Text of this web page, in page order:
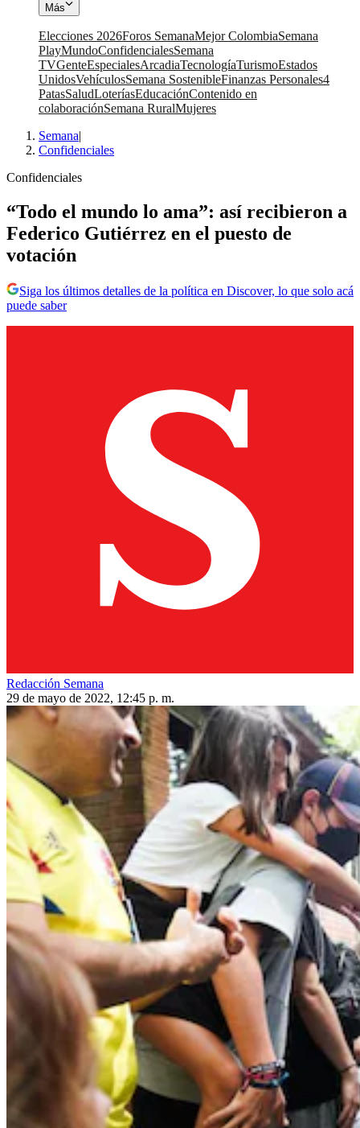
Más
Elecciones 2026Foros SemanaMejor ColombiaSemana
PlayMundoConfidencialesSemana
TVGenteEspecialesArcadiaTecnologíaTurismoEstados
UnidosVehículosSemana SostenibleFinanzas Personales4
PatasSaludLoteríasEducaciónContenido en
colaboraciónSemana RuralMujeres
Semana|
Confidenciales
Confidenciales
“Todo el mundo lo ama”: así recibieron a
Federico Gutiérrez en el puesto de
votación
Siga los últimos detalles de la política en Discover, lo que solo acá
puede saber
Redacción Semana
29 de mayo de 2022, 12:45 p. m.